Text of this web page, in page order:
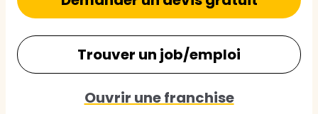
Trouver un job/emploi
Ouvrir une franchise